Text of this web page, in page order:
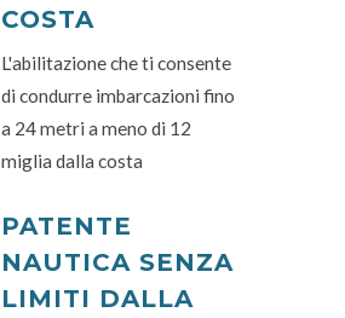
COSTA
L'abilitazione che ti consente
di condurre imbarcazioni fino
a 24 metri a meno di 12
miglia dalla costa
PATENTE
NAUTICA SENZA
LIMITI DALLA